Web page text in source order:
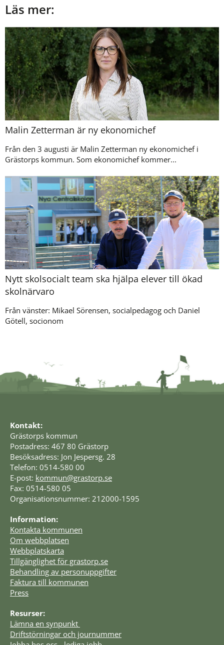
Läs mer:
Malin Zetterman är ny ekonomichef
Från den 3 augusti är Malin Zetterman ny ekonomichef i
Grästorps kommun. Som ekonomichef kommer...
Nytt skolsocialt team ska hjälpa elever till ökad
skolnärvaro
Från vänster: Mikael Sörensen, socialpedagog och Daniel
Götell, socionom
Kontakt:
Grästorps kommun
Postadress: 467 80 Grästorp
Besöksadress: Jon Jespersg. 28
Telefon: 0514-580 00
E-post: kommun@grastorp.se
Fax: 0514-580 05
Organisationsnummer: 212000-1595
Information:
Kontakta kommunen
Om webbplatsen
Webbplatskarta
Tillgänglighet för grastorp.se
Behandling av personuppgifter
Faktura till kommunen
Press
Resurser:
Lämna en synpunkt
Driftstörningar och journummer